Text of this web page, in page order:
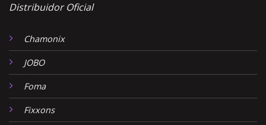
Distribuidor Oficial
Chamonix
JOBO
Foma
Fixxons